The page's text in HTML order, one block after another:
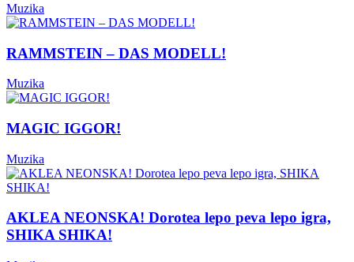
Muzika
RAMMSTEIN – DAS MODELL!
Muzika
MAGIC IGGOR!
Muzika
AKLEA NEONSKA! Dorotea lepo peva lepo igra,
SHIKA SHIKA!